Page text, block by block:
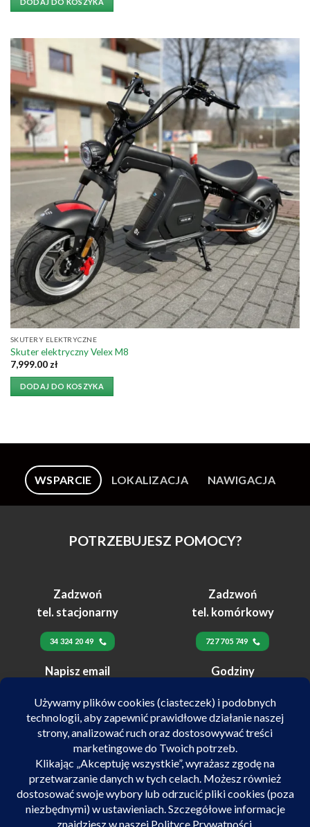
SKUTERY ELEKTRYCZNE
Skuter elektryczny Velex M8
7,999.00 zł
DODAJ DO KOSZYKA
WSPARCIE LOKALIZACJA NAWIGACJA
POTRZEBUJESZ POMOCY?
Zadzwoń
tel. stacjonarny
34 324 20 49
Zadzwoń
tel. komórkowy
727 705 749
Napisz email
biuro@velex.pl
Godziny
pn-pt 10:00-17:00
SALON POJAZDÓW ELEKTRYCZNYCH VELEX
ul. Kilińskiego 72/74 42-218 Częstochowa